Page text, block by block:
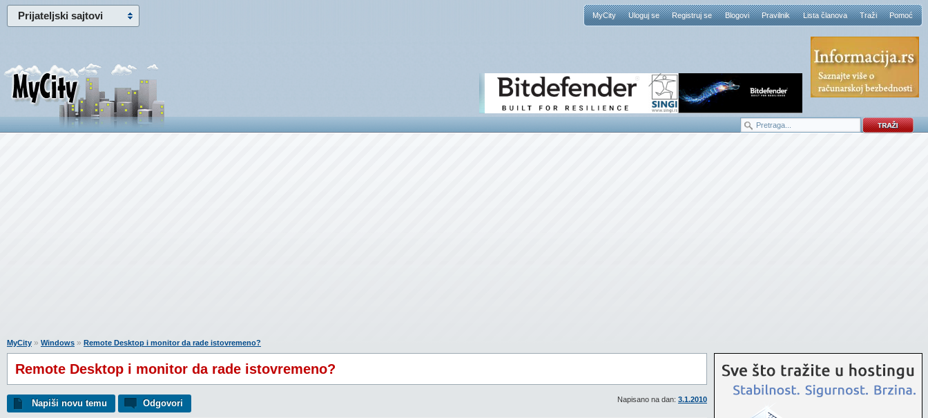
Prijateljski sajtovi MyCity Uloguj se Registruj se Blogovi Pravilnik Lista članova Traži Pomoć
MyCity » Windows » Remote Desktop i monitor da rade istovremeno?
Remote Desktop i monitor da rade istovremeno?
Napisano na dan: 3.1.2010
Napiši novu temu Odgovori